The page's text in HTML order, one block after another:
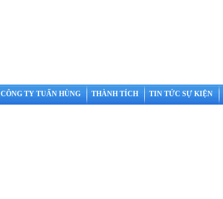
CÔNG TY TUẤN HÙNG THÀNH TÍCH TIN TỨC SỰ KIỆN